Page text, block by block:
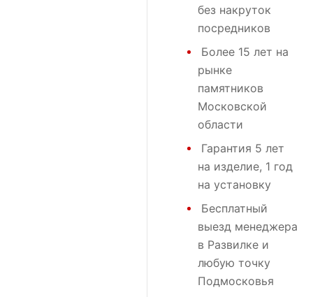
без накруток
посредников
Более 15 лет на
рынке
памятников
Московской
области
Гарантия 5 лет
на изделие, 1 год
на установку
Бесплатный
выезд менеджера
в Развилке и
любую точку
Подмосковья